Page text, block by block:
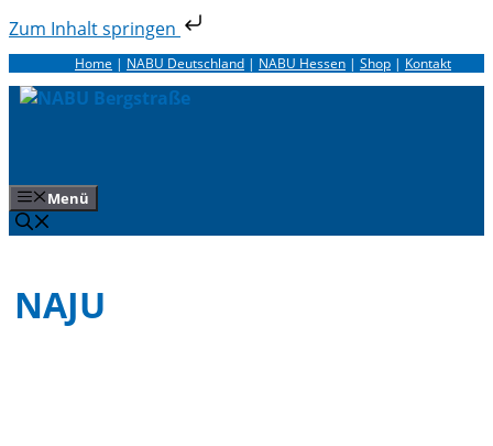
Zum Inhalt springen
Zum
Inhalt
springen
Home | NABU Deutschland | NABU Hessen | Shop | Kontakt
Menü
NAJU